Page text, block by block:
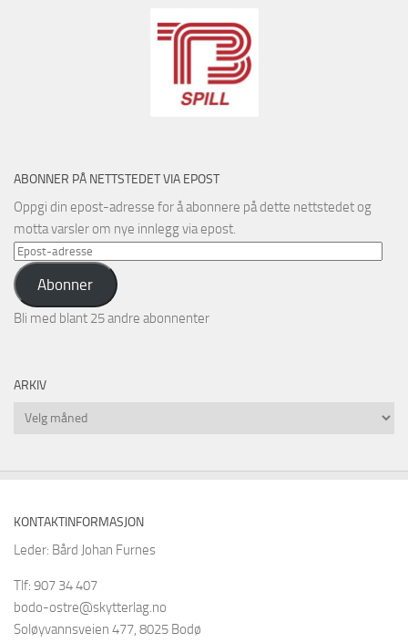
ABONNER PÅ NETTSTEDET VIA EPOST
Oppgi din epost-adresse for å abonnere på dette nettstedet og
motta varsler om nye innlegg via epost.
Epost-
adresse
Abonner
Bli med blant 25 andre abonnenter
ARKIV
Arkiv
KONTAKTINFORMASJON
Leder: Bård Johan Furnes
Tlf: 907 34 407
bodo-ostre@skytterlag.no
Soløyvannsveien 477, 8025 Bodø